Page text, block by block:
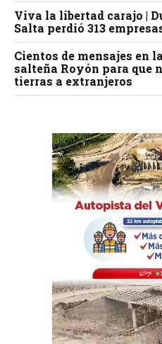
Viva la libertad carajo |
Salta perdió 313
Cientos de mensajes en
salteña Royón para que
tierras a extranjeros